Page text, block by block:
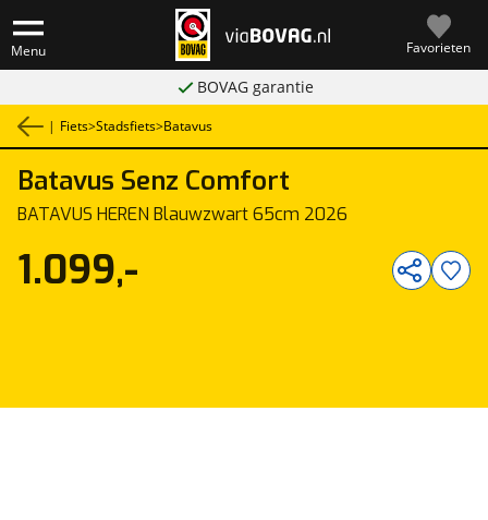
Menu Favorieten
BOVAG garantie
| Fiets>Stadsfiets>Batavus
Batavus Senz Comfort
BATAVUS HEREN Blauwzwart 65cm 2026
1.099,-